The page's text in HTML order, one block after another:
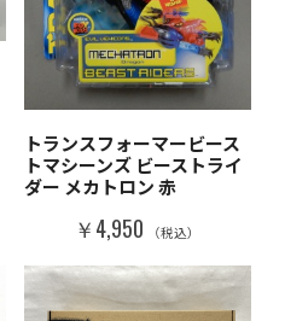
トランスフォーマービース
トマシーンズ ビーストライ
ダー メカトロン 赤
￥4,950 （税込）